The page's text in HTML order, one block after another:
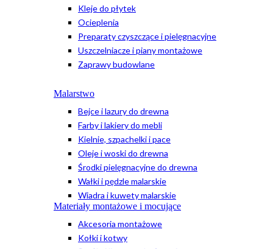
Kleje do płytek
Ocieplenia
Preparaty czyszczące i pielęgnacyjne
Uszczelniacze i piany montażowe
Zaprawy budowlane
Malarstwo
Bejce i lazury do drewna
Farby i lakiery do mebli
Kielnie, szpachelki i pace
Oleje i woski do drewna
Środki pielęgnacyjne do drewna
Wałki i pędzle malarskie
Wiadra i kuwety malarskie
Materiały montażowe i mocujące
Akcesoria montażowe
Kołki i kotwy